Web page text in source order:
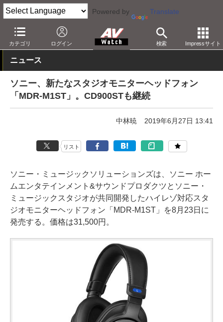
Powered by Translate
カテゴリ ログイン 検索 Impressサイト
AV Watch 製品 ヘッドフォン ソニー
ニュース
ソニー、新たなスタジオモニターヘッドフォン
「MDR-M1ST」。CD900STも継続
中林暁 2019年6月27日 13:41
リスト
ソニー・ミュージックソリューションズは、ソニー ホー
ムエンタテインメント&サウンドプロダクツとソニー・
ミュージックスタジオが共同開発したハイレゾ対応スタ
ジオモニターヘッドフォン「MDR-M1ST」を8月23日に
発売する。価格は31,500円。